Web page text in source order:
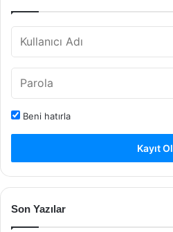
Beni hatırla
Kayıt Ol
Son Yazılar